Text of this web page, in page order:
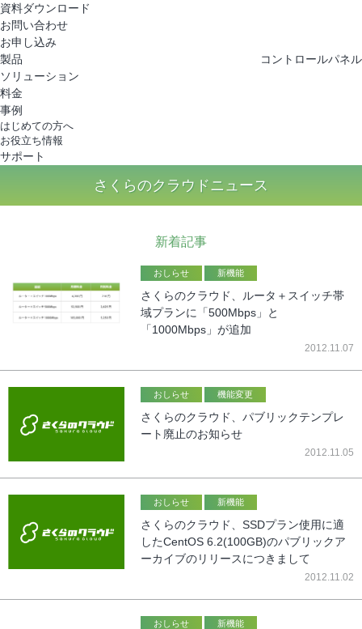
さくらのクラウド
資料ダウンロード
お問い合わせ
お申し込み
製品
ソリューション
料金
事例
はじめての方へ
お役立ち情報
サポート
コントロールパネル
さくらのクラウドニュース
新着記事
おしらせ 新機能
さくらのクラウド、ルータ＋スイッチ帯
域プランに「500Mbps」と
「1000Mbps」が追加
2012.11.07
おしらせ 機能変更
さくらのクラウド、パブリックテンプレ
ート廃止のお知らせ
2012.11.05
おしらせ 新機能
さくらのクラウド、SSDプラン使用に適
したCentOS 6.2(100GB)のパブリックア
ーカイブのリリースにつきまして
2012.11.02
おしらせ 新機能